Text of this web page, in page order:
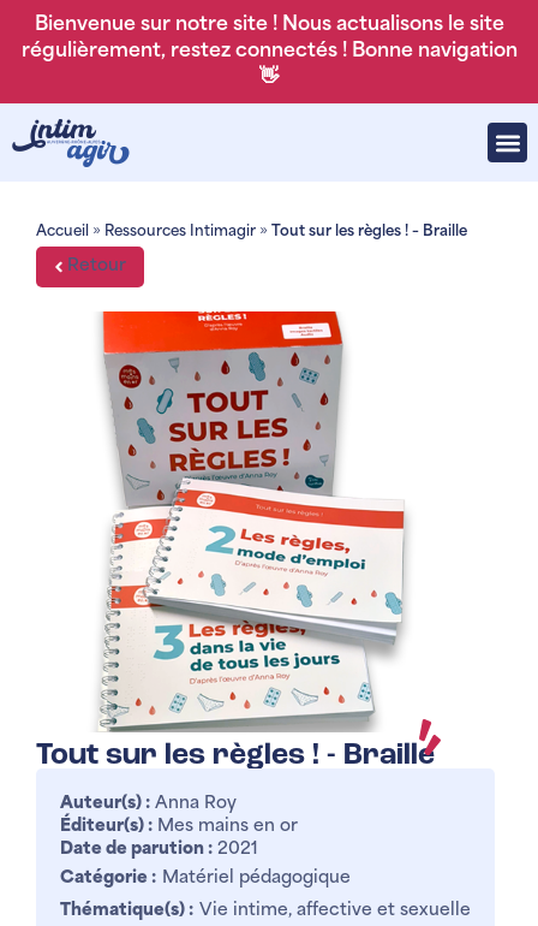
Bienvenue sur notre site ! Nous actualisons le site
régulièrement, restez connectés ! Bonne navigation
👋
Accueil » Ressources Intimagir » Tout sur les règles ! – Braille
Retour
Tout sur les règles ! - Braille
Auteur(s) : Anna Roy
Éditeur(s) : Mes mains en or
Date de parution : 2021
Catégorie : Matériel pédagogique
Thématique(s) : Vie intime, affective et sexuelle